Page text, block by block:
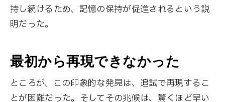
持し続けるため、記憶の保持が促進されるという説
明だった。
最初から再現できなかった
ところが、この印象的な発見は、追試で再現するこ
とが困難だった。そしてその兆候は、驚くほど早い